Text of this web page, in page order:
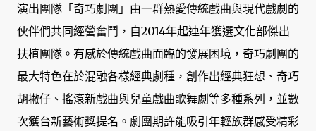
演出團隊「奇巧劇團」由一群熱愛傳統戲曲與現代戲劇的
伙伴們共同經營奮鬥，自2014年起連年獲選文化部傑出
扶植團隊。有感於傳統戲曲面臨的發展困境，奇巧劇團的
最大特色在於混融各樣經典劇種，創作出經典狂想、奇巧
胡撇仔、搖滾新戲曲與兒童戲曲歌舞劇等多種系列，並數
次獲台新藝術獎提名。劇團期許能吸引年輕族群感受精彩